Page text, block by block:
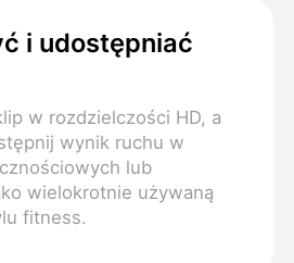
i udostępniać
w rozdzielczości HD, a
wynik ruchu w
lub
wielokrotnie używaną
fitness.